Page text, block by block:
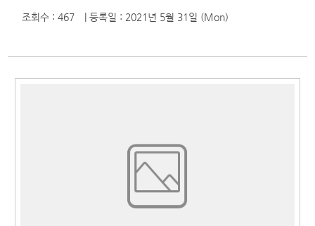
조회수 : 467
| 등록일 : 2021년 5월 31일 (Mon)